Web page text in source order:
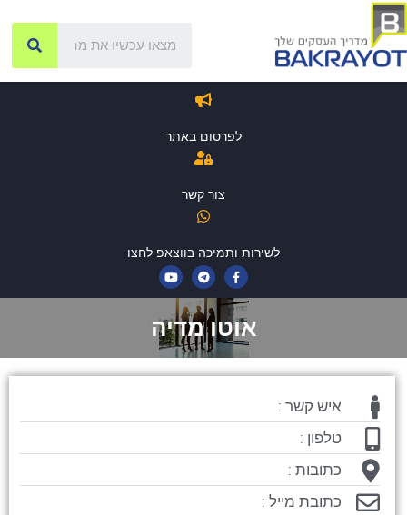
לפרסום באתר
צור קשר
לשירות ותמיכה בווצאפ לחצו
אוטו מדיה
איש קשר :
טלפון :
כתובות :
כתובת מייל :